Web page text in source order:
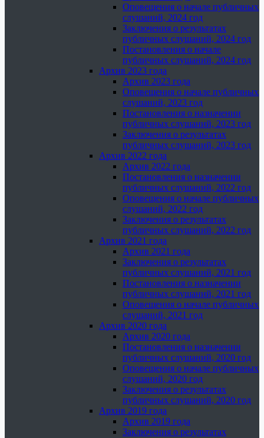
Оповещения о начале публичных
слушаний, 2024 год
Заключения о результатах
публичных слушаний, 2024 год
Постановления о начале
публичных слушаний, 2024 год
Архив 2023 года
Архив 2023 года
Оповещения о начале публичных
слушаний, 2023 год
Постановления о назначении
публичных слушаний, 2023 год
Заключения о результатах
публичных слушаний, 2023 год
Архив 2022 года
Архив 2022 года
Постановления о назначении
публичных слушаний, 2022 год
Оповещения о начале публичных
слушаний, 2022 год
Заключения о результатах
публичных слушаний, 2022 год
Архив 2021 года
Архив 2021 года
Заключения о результатах
публичных слушаний, 2021 год
Постановления о назначении
публичных слушаний, 2021 год
Оповещения о начале публичных
слушаний, 2021 год
Архив 2020 года
Архив 2020 года
Постановления о назначении
публичных слушаний, 2020 год
Оповещения о начале публичных
слушаний, 2020 год
Заключения о результатах
публичных слушаний, 2020 год
Архив 2019 года
Архив 2019 года
Заключения о результатах